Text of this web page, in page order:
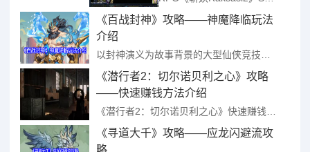
《百战封神》攻略——神魔降临玩法
介绍
以封神演义为故事背景的大型仙侠竞技类手游《百战封神》重磅来袭，游戏各种玩法很多，其中神魔降临每日可挑战神魔固定次数，每日24点重置。下面是小编给大家带来的《百战封神》神魔降临玩法介绍，感兴趣的小 ...
《潜行者2：切尔诺贝利之心》攻略
——快速赚钱方法介绍
《寻道大千》攻略——应龙闪避流攻
略